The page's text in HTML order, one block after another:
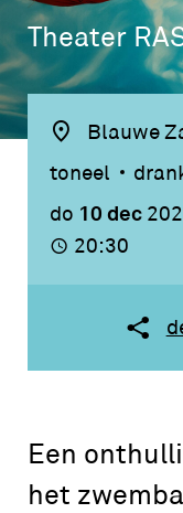
Theater
Blauwe
toneel
do 10 dec
20:30
Een
het